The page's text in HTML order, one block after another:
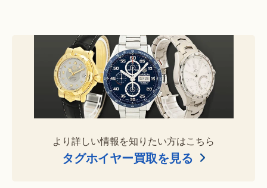
より詳しい情報を知りたい方はこちら
タグホイヤー買取を見る